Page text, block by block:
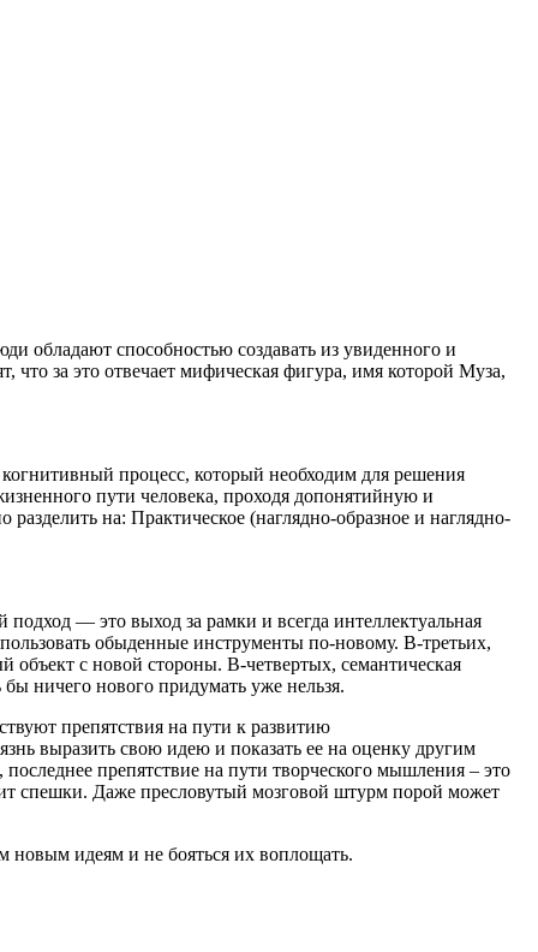
обладают способностью создавать из увиденного и
за это отвечает мифическая фигура, имя которой Муза,
процесс, который необходим для решения
пути человека, проходя допонятийную и
на: Практическое (наглядно-образное и наглядно-
— это выход за рамки и всегда интеллектуальная
обыденные инструменты по-новому. В-третьих,
объект с новой стороны. В-четвертых, семантическая
бы ничего нового придумать уже нельзя.
препятствия на пути к развитию
выразить свою идею и показать ее на оценку другим
препятствие на пути творческого мышления – это
спешки. Даже пресловутый мозговой штурм порой может
новым идеям и не бояться их воплощать.